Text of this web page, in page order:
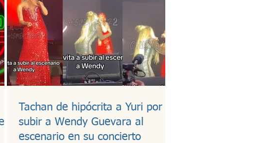
Tachan de hipócrita a Yuri por
subir a Wendy Guevara al
escenario en su concierto